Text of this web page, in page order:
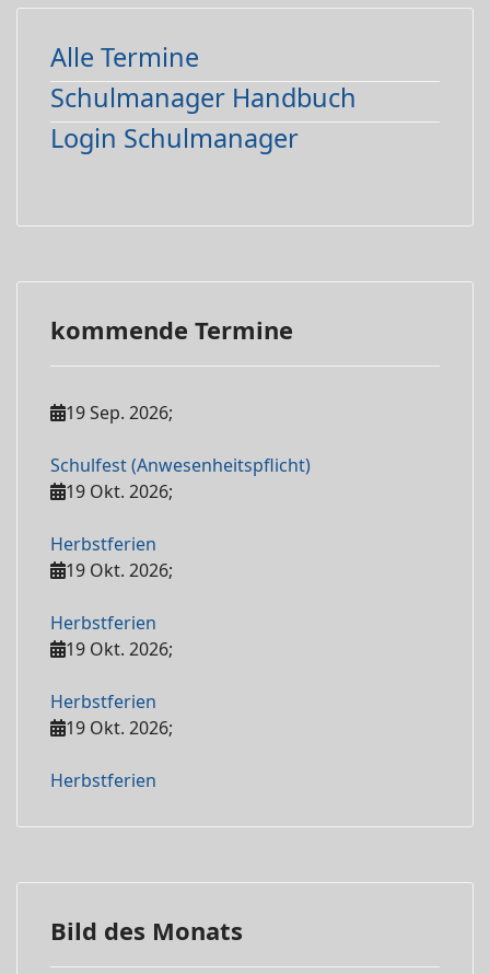
Alle Termine
Schulmanager Handbuch
Login Schulmanager
kommende Termine
19 Sep. 2026;
Schulfest (Anwesenheitspflicht)
19 Okt. 2026;
Herbstferien
19 Okt. 2026;
Herbstferien
19 Okt. 2026;
Herbstferien
19 Okt. 2026;
Herbstferien
Bild des Monats